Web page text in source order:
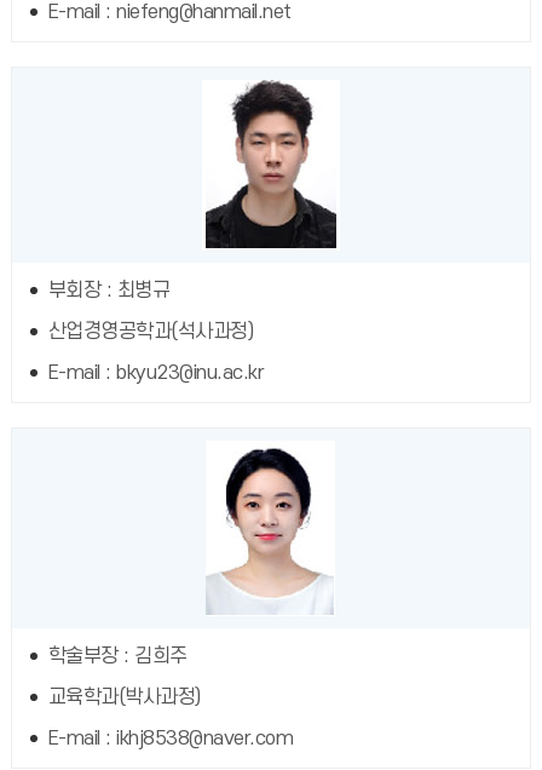
E-mail : niefeng@hanmail.net
부회장 : 최병규
산업경영공학과(석사과정)
E-mail : bkyu23@inu.ac.kr
학술부장 : 김희주
교육학과(박사과정)
E-mail : ikhj8538@naver.com